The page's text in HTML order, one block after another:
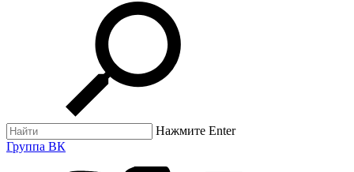
Нажмите Enter
Группа ВК